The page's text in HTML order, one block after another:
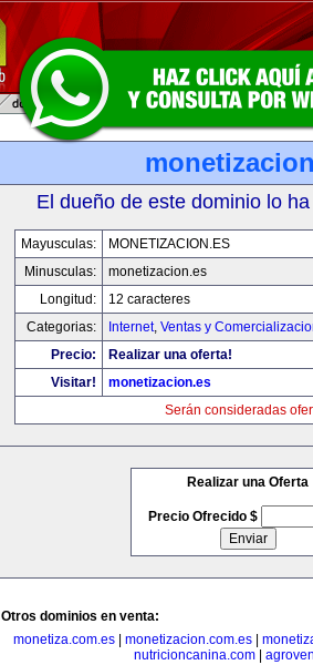
El dueño de este dominio lo
Mayusculas:
MONETIZACION.ES
Minusculas:
monetizacion.es
Longitud:
12 caracteres
Categorias:
Internet, Ventas y
Precio:
Realizar una oferta!
Visitar!
monetizacion.es
Serán consideradas
Realizar una Oferta
Precio Ofrecido $
Otros dominios en venta:
monetiza.com.es| monetizacion.com.es|
nutricioncanina.com